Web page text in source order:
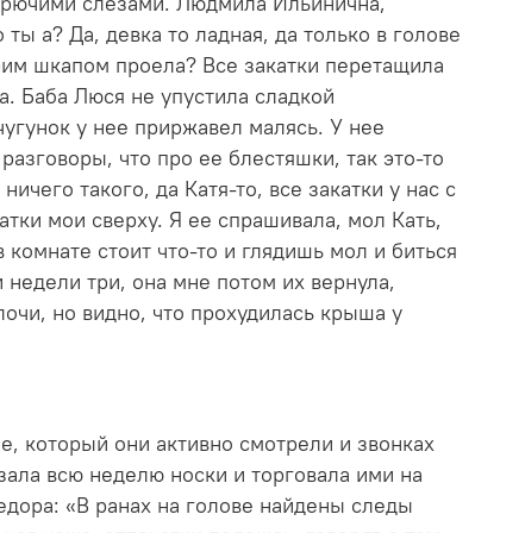
а? Да, девка то ладная, да только в голове
шкапом проела? Все закатки перетащила
Баба Люся не упустила сладкой
у нее приржавел малясь. У нее
что про ее блестяшки, так это-то
такого, да Катя-то, все закатки у нас с
мои сверху. Я ее спрашивала, мол Кать,
стоит что-то и глядишь мол и биться
три, она мне потом их вернула,
но видно, что прохудилась крыша у
который они активно смотрели и звонках
всю неделю носки и торговала ими на
«В ранах на голове найдены следы